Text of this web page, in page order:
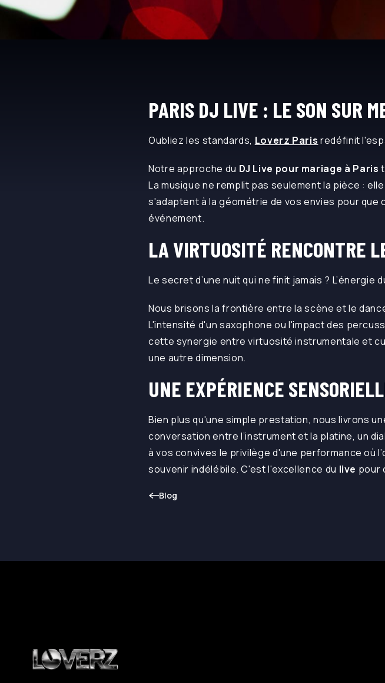
PARIS DJ LIVE : LE SON SUR
Oubliez les standards, Loverz Paris redéfinit
Notre approche du DJ Live pour mariage à Paris
La musique ne remplit pas seulement la pièce :
s'adaptent à la géométrie de vos envies pour que
événement.
LA VIRTUOSITÉ RENCONTRE
Le secret d’une nuit qui ne finit jamais ? L’énergie
Nous brisons la frontière entre la scène et le
L'intensité d'un saxophone ou l'impact des
cette synergie entre virtuosité instrumentale et
une autre dimension.
UNE EXPÉRIENCE
Bien plus qu'une simple prestation, nous livrons
conversation entre l’instrument et la platine, un
à vos convives le privilège d'une performance où
souvenir indélébile. C'est l'excellence du live pour
Blog